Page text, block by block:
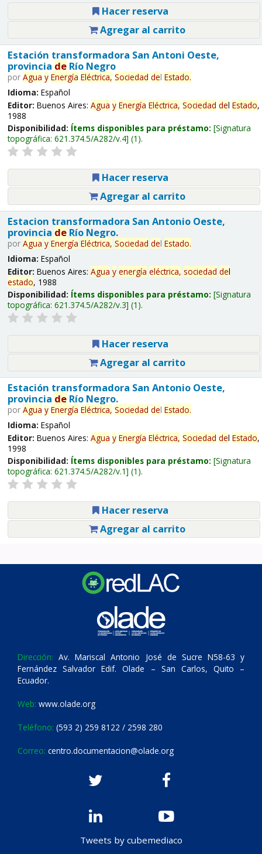
Hacer reserva
Agregar al carrito
Estación transformadora San Antoni Oeste,
provincia deRío Negro
por Agua y Energía Eléctrica, Sociedad del Estado.
Idioma: Español
Editor: Buenos Aires: Agua y Energía Eléctrica, Sociedad del Estado,
1988
Disponibilidad: Ítems disponibles para préstamo: Signatura
topográfica: 621.374.5/A282/v.4 (1).
Hacer reserva
Agregar al carrito
Estacion transformadora San Antonio Oeste,
provincia deRío Negro.
por Agua y Energía Eléctrica, Sociedad del Estado.
Idioma: Español
Editor: Buenos Aires: Agua y energía eléctrica, sociedad del
estado, 1988
Disponibilidad: Ítems disponibles para préstamo: Signatura
topográfica: 621.374.5/A282/v.3 (1).
Hacer reserva
Agregar al carrito
Estación transformadora San Antonio Oeste,
provincia deRío Negro.
por Agua y Energía Eléctrica, Sociedad del Estado.
Idioma: Español
Editor: Buenos Aires: Agua y Energía Eléctrica, Sociedad del Estado,
1998
Disponibilidad: Ítems disponibles para préstamo: Signatura
topográfica: 621.374.5/A282/v.1 (1).
Hacer reserva
Agregar al carrito
Dirección: Av. Mariscal Antonio José de Sucre N58-63 y
Fernández Salvador Edif. Olade – San Carlos, Quito –
Ecuador.
Web: www.olade.org
Teléfono: (593 2) 259 8122 / 2598 280
Correo: centro.documentacion@olade.org
Tweets by cubemediaco